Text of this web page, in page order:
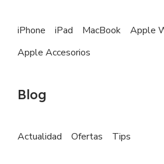
iPhone iPad MacBook
Apple
Apple Accesorios
Blog
Actualidad Ofertas Tips